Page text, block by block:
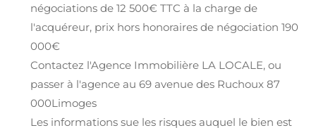
négociations de 12 500€ TTC à la charge de
l'acquéreur, prix hors honoraires de négociation 190
000€
Contactez l'Agence Immobilière LA LOCALE, ou
passer à l'agence au 69 avenue des Ruchoux 87
000Limoges
Les informations sue les risques auquel le bien est